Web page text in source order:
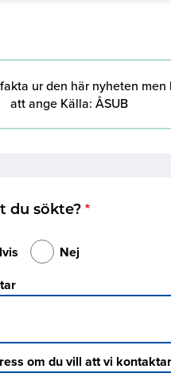
ur den här nyheten men
att ange Källa: ÅSUB
du sökte?
Nej
om du vill att vi